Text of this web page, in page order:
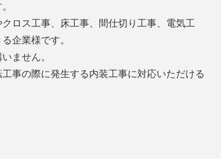
ロス工事、床工事、間仕切り工事、電気工
企業様です。
ません。
事の際に発生する内装工事に対応いただける